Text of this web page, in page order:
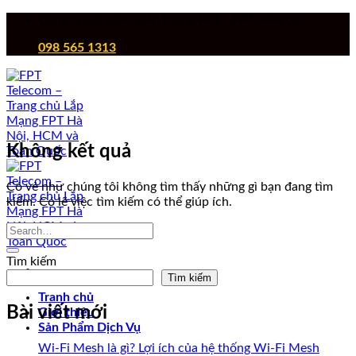
098 565 1313
Tranh chủ
Giới thiệu
Sản Phẩm Dịch Vụ
Không kết quả
Có vẻ như chúng tôi không tìm thấy những gì bạn đang tìm
kiếm. Có lẽ việc tìm kiếm có thể giúp ích.
Tìm kiếm
Tìm kiếm
Bài viết mới
Wi-Fi Mesh là gì? Lợi ích của hệ thống Wi-Fi Mesh